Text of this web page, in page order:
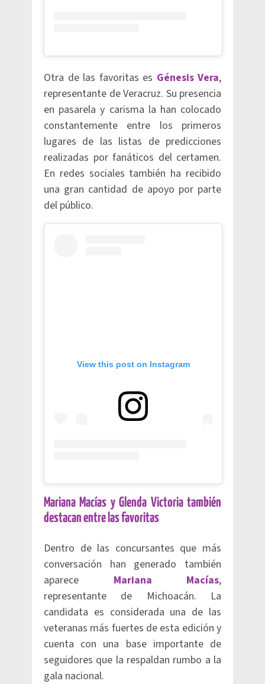
Otra de las favoritas es Génesis Vera,
representante de Veracruz. Su presencia
en pasarela y carisma la han colocado
constantemente entre los primeros
lugares de las listas de predicciones
realizadas por fanáticos del certamen.
En redes sociales también ha recibido
una gran cantidad de apoyo por parte
del público.
View this post on Instagram
Mariana Macías y Glenda Victoria también
destacan entre las favoritas
Dentro de las concursantes que más
conversación han generado también
aparece Mariana Macías,
representante de Michoacán. La
candidata es considerada una de las
veteranas más fuertes de esta edición y
cuenta con una base importante de
seguidores que la respaldan rumbo a la
gala nacional.